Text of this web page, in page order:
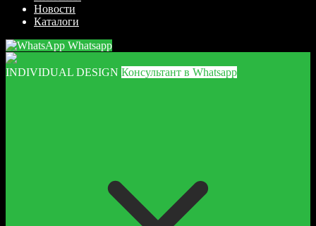
Новости
Каталоги
Whatsapp
INDIVIDUAL DESIGN Консультант в Whatsapp